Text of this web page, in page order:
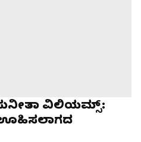
ವಿಲಿಯಮ್ಸ್:
ಊಹಿಸಲಾಗದ